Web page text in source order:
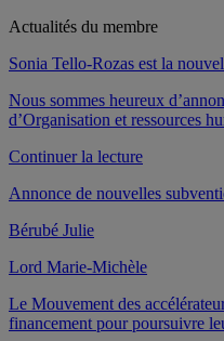
Actualités du membre
Sonia Tello-Rozas est la
Nous sommes heureux
d’Organisation et ressources
Continuer la lecturede
Tello-
nouvelle
du
CRISES »
Annonce de nouvelles
Bérubé Julie
Lord Marie-Michèle
Le Mouvement des
financement pour poursuivre